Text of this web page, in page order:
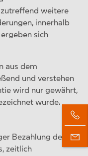
weitere
innerhalb
sich
aus dem
und verstehen
wird nur gewährt,
wurde.
Bezahlung des
zeitlich